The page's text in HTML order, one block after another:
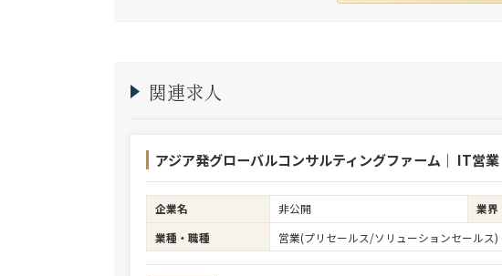
関連求人
アジア発グローバルコンサルティングファーム｜ IT営業
企業名 非公開 業界
業種・職種
営業(プリセールス/ソリューションセールス)